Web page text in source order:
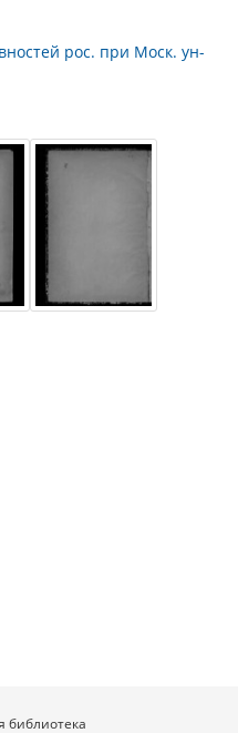
рос. при Моск. ун-
библиотека